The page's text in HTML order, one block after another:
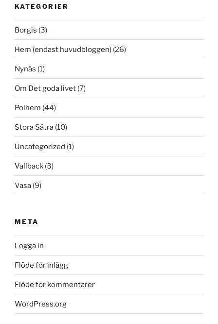
KATEGORIER
Borgis (3)
Hem (endast huvudbloggen) (26)
Nynäs (1)
Om Det goda livet (7)
Polhem (44)
Stora Sätra (10)
Uncategorized (1)
Vallback (3)
Vasa (9)
META
Logga in
Flöde för inlägg
Flöde för kommentarer
WordPress.org